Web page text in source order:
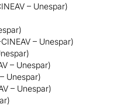
– Unespar)
– Unespar)
– Unespar)
Unespar)
– Unespar)